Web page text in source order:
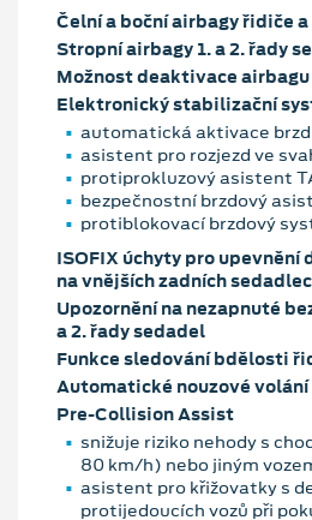
Čelní a boční airbagy řidiče
Stropní airbagy 1. a 2. řady
Možnost deaktivace
Elektronický stabilizační
automatická aktivace brzd
asistent pro rozjezd ve
protiprokluzový asistent
bezpečnostní brzdový
protiblokovací brzdový
ISOFIX úchyty pro upevnění
na vnějších zadních
Upozornění na nezapnuté
a 2. řady sedadel
Funkce sledování bdělosti
Automatické nouzové
Pre-Collision Assist
snižuje riziko nehody s
80 km/h) nebo jiným
asistent pro křižovatky s
protijedoucích vozů při